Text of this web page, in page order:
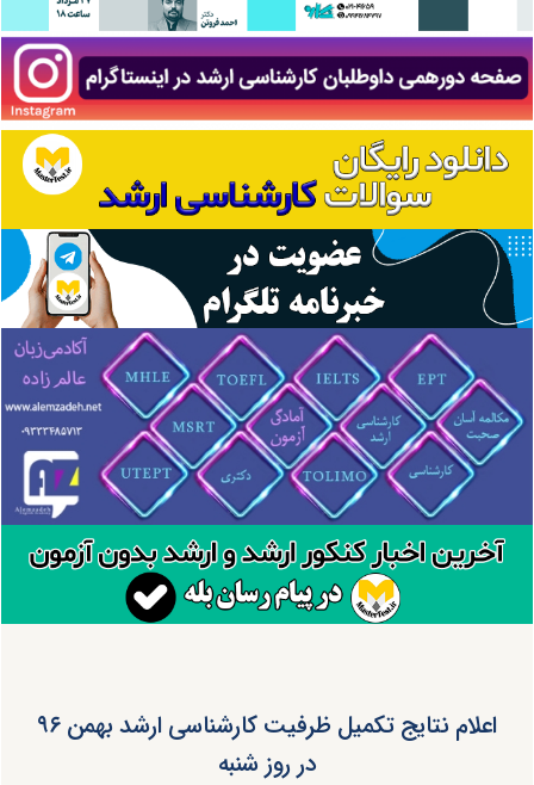
اعلام نتایج تکمیل ظرفیت کارشناسی ارشد بهمن ۹۶
در روز شنبه